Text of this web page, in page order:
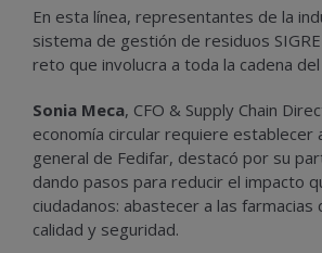
En esta línea, representantes de la
sistema de gestión de residuos
reto que involucra a toda la cadena
Sonia Meca, CFO & Supply Chain
economía circular requiere
general de Fedifar, destacó por su
dando pasos para reducir el impacto
ciudadanos: abastecer a las
calidad y seguridad.